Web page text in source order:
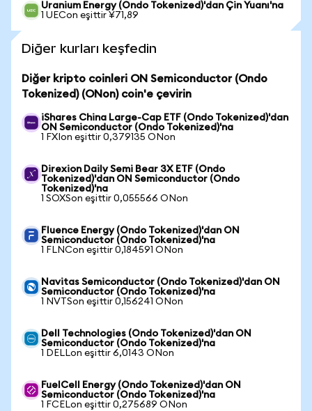
Uranium Energy (Ondo Tokenized)'dan Çin Yuanı'na
1 UECon eşittir ¥71,89
Diğer kurları keşfedin
Diğer kripto coinleri ON Semiconductor (Ondo
Tokenized) (ONon) coin'e çevirin
iShares China Large-Cap ETF (Ondo Tokenized)'dan
ON Semiconductor (Ondo Tokenized)'na
1 FXIon eşittir 0,379135 ONon
Direxion Daily Semi Bear 3X ETF (Ondo
Tokenized)'dan ON Semiconductor (Ondo
Tokenized)'na
1 SOXSon eşittir 0,055566 ONon
Fluence Energy (Ondo Tokenized)'dan ON
Semiconductor (Ondo Tokenized)'na
1 FLNCon eşittir 0,184591 ONon
Navitas Semiconductor (Ondo Tokenized)'dan ON
Semiconductor (Ondo Tokenized)'na
1 NVTSon eşittir 0,156241 ONon
Dell Technologies (Ondo Tokenized)'dan ON
Semiconductor (Ondo Tokenized)'na
1 DELLon eşittir 6,0143 ONon
FuelCell Energy (Ondo Tokenized)'dan ON
Semiconductor (Ondo Tokenized)'na
1 FCELon eşittir 0,275689 ONon